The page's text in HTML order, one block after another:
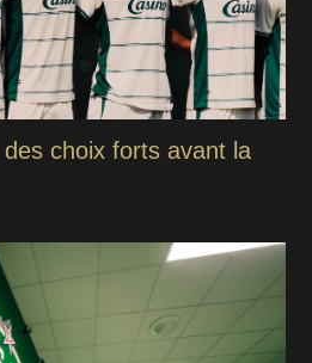
choix forts avant la